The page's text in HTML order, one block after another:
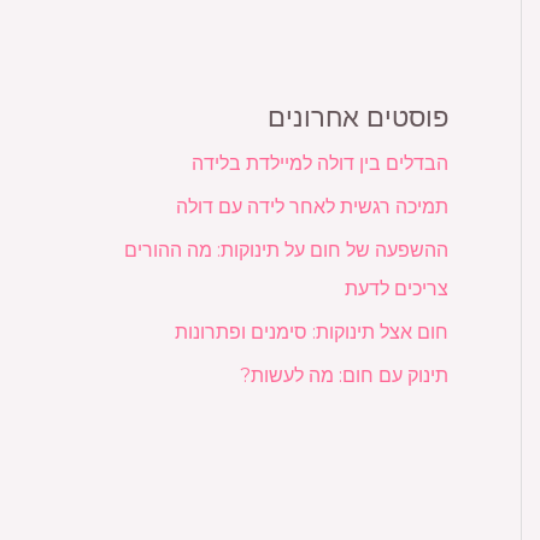
פוסטים אחרונים
הבדלים בין דולה למיילדת בלידה
תמיכה רגשית לאחר לידה עם דולה
ההשפעה של חום על תינוקות: מה ההורים
צריכים לדעת
חום אצל תינוקות: סימנים ופתרונות
תינוק עם חום: מה לעשות?